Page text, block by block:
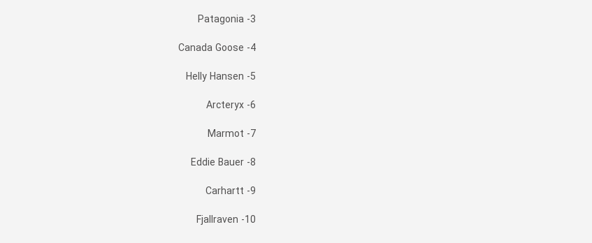
3- Patagonia
4- Canada Goose
5- Helly Hansen
6- Arcteryx
7- Marmot
8- Eddie Bauer
9- Carhartt
10- Fjallraven